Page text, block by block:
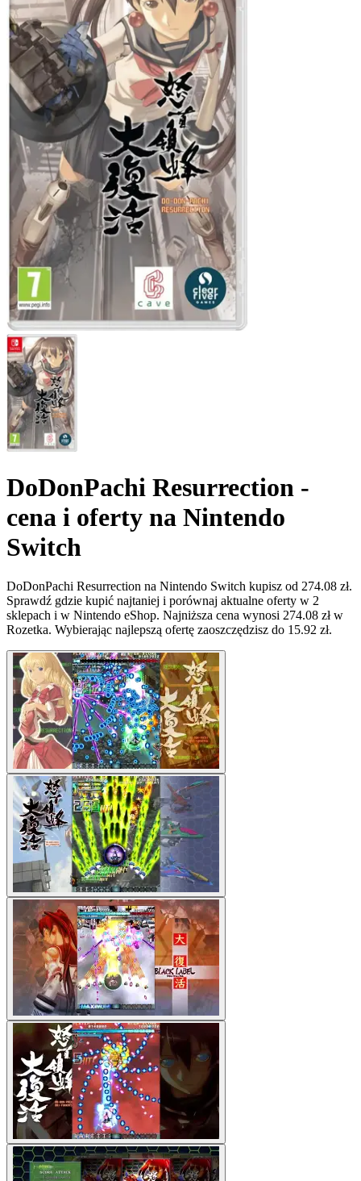
DoDonPachi Resurrection -
cena i oferty na Nintendo
Switch
DoDonPachi Resurrection na Nintendo Switch kupisz od 274.08 zł.
Sprawdź gdzie kupić najtaniej i porównaj aktualne oferty w 2
sklepach i w Nintendo eShop. Najniższa cena wynosi 274.08 zł w
Rozetka. Wybierając najlepszą ofertę zaoszczędzisz do 15.92 zł.